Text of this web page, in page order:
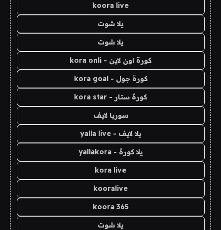
koora live
يلا شوت
يلا شوت
كورة اون لاين - kora onli
كورة جول - kora goal
كورة ستار - kora star
سوريا لايف
يلا لايف - yalla live
يلا كورة - yallakora
kora live
kooralive
koora 365
يلا شوت